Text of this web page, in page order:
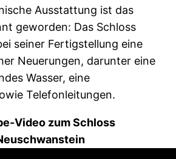
Ausstattung ist das
geworden: Das Schloss
seiner Fertigstellung eine
Neuerungen, darunter eine
Wasser, eine
Telefonleitungen.
Video zum Schloss